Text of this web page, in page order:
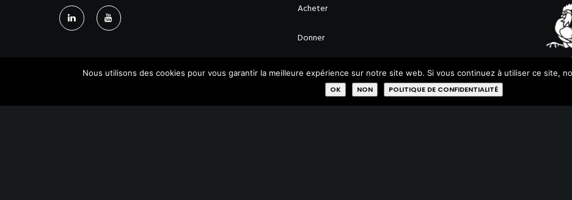
Acheter
Donner
Réparer
Qui sommes-nous?
Nous utilisons des cookies pour vous garantir la meilleure expérience sur notre site web. Si vous continuez à utiliser ce site,
OK
NON POLITIQUE DE CONFIDENTIALITÉ